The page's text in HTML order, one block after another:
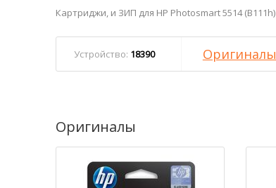
Картриджи, и ЗИП для HP Photosmart 5514 (B111h)
Устройство: 18390 Оригиналы
Оригиналы